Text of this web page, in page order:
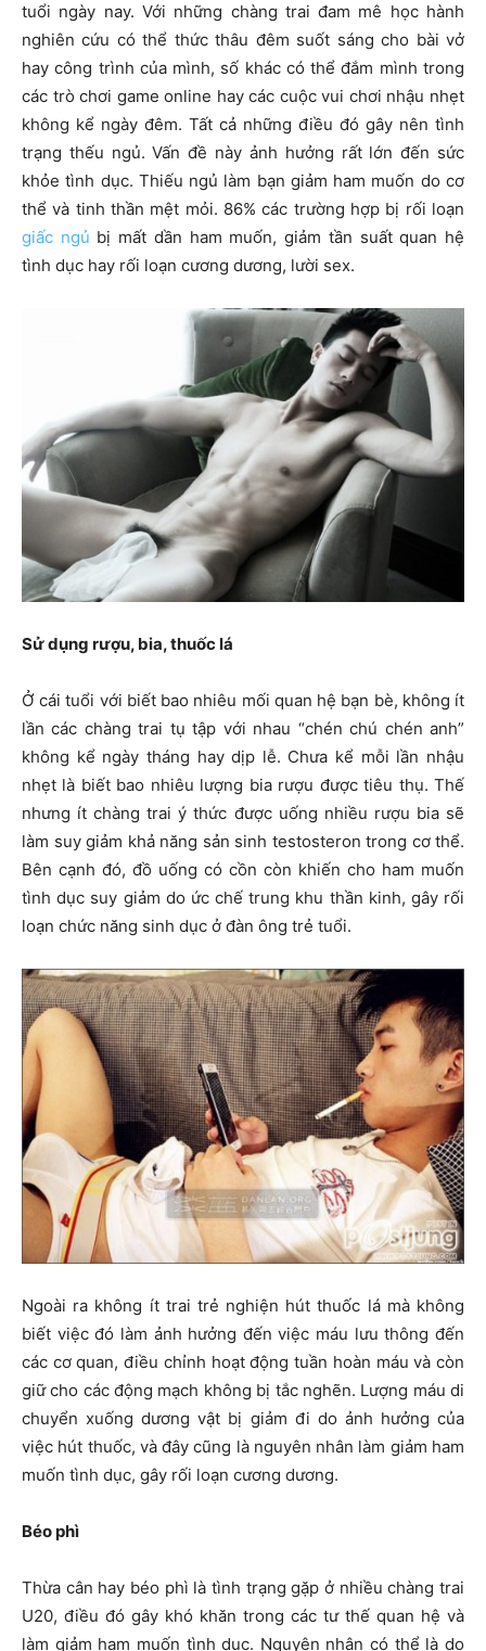
tuổi ngày nay. Với những chàng trai đam mê học hành
nghiên cứu có thể thức thâu đêm suốt sáng cho bài vở
hay công trình của mình, số khác có thể đắm mình trong
các trò chơi game online hay các cuộc vui chơi nhậu nhẹt
không kể ngày đêm. Tất cả những điều đó gây nên tình
trạng thếu ngủ. Vấn đề này ảnh hưởng rất lớn đến sức
khỏe tình dục. Thiếu ngủ làm bạn giảm ham muốn do cơ
thể và tinh thần mệt mỏi. 86% các trường hợp bị rối loạn
giấc ngủ bị mất dần ham muốn, giảm tần suất quan hệ
tình dục hay rối loạn cương dương, lười sex.
Sử dụng rượu, bia, thuốc lá
Ở cái tuổi với biết bao nhiêu mối quan hệ bạn bè, không ít
lần các chàng trai tụ tập với nhau “chén chú chén anh”
không kể ngày tháng hay dịp lễ. Chưa kể mỗi lần nhậu
nhẹt là biết bao nhiêu lượng bia rượu được tiêu thụ. Thế
nhưng ít chàng trai ý thức được uống nhiều rượu bia sẽ
làm suy giảm khả năng sản sinh testosteron trong cơ thể.
Bên cạnh đó, đồ uống có cồn còn khiến cho ham muốn
tình dục suy giảm do ức chế trung khu thần kinh, gây rối
loạn chức năng sinh dục ở đàn ông trẻ tuổi.
Ngoài ra không ít trai trẻ nghiện hút thuốc lá mà không
biết việc đó làm ảnh hưởng đến việc máu lưu thông đến
các cơ quan, điều chỉnh hoạt động tuần hoàn máu và còn
giữ cho các động mạch không bị tắc nghẽn. Lượng máu di
chuyển xuống dương vật bị giảm đi do ảnh hưởng của
việc hút thuốc, và đây cũng là nguyên nhân làm giảm ham
muốn tình dục, gây rối loạn cương dương.
Béo phì
Thừa cân hay béo phì là tình trạng gặp ở nhiều chàng trai
U20, điều đó gây khó khăn trong các tư thế quan hệ và
làm giảm ham muốn tình dục. Nguyên nhân có thể là do